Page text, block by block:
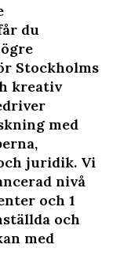
du
Stockholms
kreativ
med
juridik. Vi
nivå
och 1
och
med